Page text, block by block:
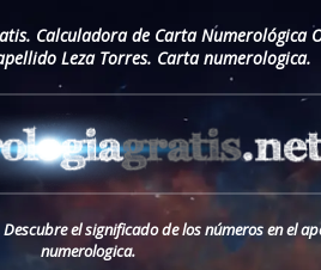
Calculadora de Carta Numerológica
Leza Torres. Carta numerologica.
el significado de los números en el
numerologica.